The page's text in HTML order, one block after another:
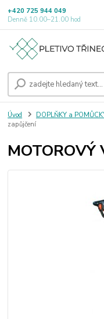
+420 725 944 049
Denně 10.00–21.00 hod
Úvod DOPLŇKY a
zapůjčení